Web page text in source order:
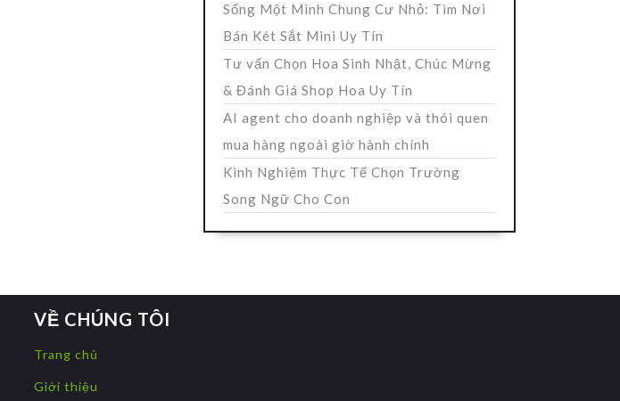
Sống Một Mình Chung Cư Nhỏ: Tìm Nơi
Bán Két Sắt Mini Uy Tín
Tư vấn Chọn Hoa Sinh Nhật, Chúc Mừng
& Đánh Giá Shop Hoa Uy Tín
AI agent cho doanh nghiệp và thói quen
mua hàng ngoài giờ hành chính
Kinh Nghiệm Thực Tế Chọn Trường
Song Ngữ Cho Con
VỀ CHÚNG TÔI
Trang chủ
Giới thiệu